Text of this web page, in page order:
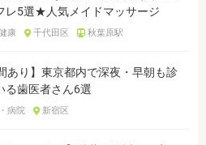
レ5選★人気メイドマッサージ
康 千代田区 秋葉原駅
あり】東京都内で深夜・早朝も診
る歯医者さん6選
病院 新宿区